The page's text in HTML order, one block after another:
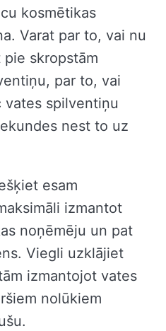
kosmētikas
Varat par to, vai nu
skropstām
par to, vai
vates spilventiņu
nest to uz
esam
izmantot
noņēmēju un pat
Viegli uzklājiet
izmantojot vates
nolūkiem